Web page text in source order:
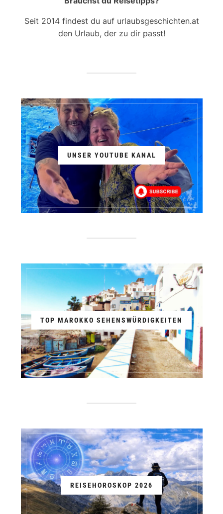
Seit 2014 findest du auf urlaubsgeschichten.at
den Urlaub, der zu dir passt!
UNSER YOUTUBE KANAL
TOP MAROKKO SEHENSWÜRDIGKEITEN
REISEHOROSKOP 2026